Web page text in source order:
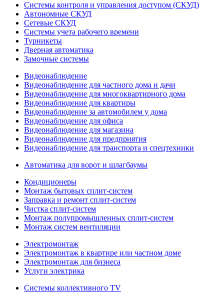
Системы контроля и управления доступом (СКУД)
Автономные СКУД
Сетевые СКУД
Системы учета рабочего времени
Турникеты
Дверная автоматика
Замочные системы
Видеонаблюдение
Видеонаблюдение для частного дома и дачи
Видеонаблюдение для многоквартирного дома
Видеонаблюдение для квартиры
Видеонаблюдение за автомобилем у дома
Видеонаблюдение для офиса
Видеонаблюдение для магазина
Видеонаблюдение для предприятия
Видеонаблюдение для транспорта и спецтехники
Автоматика для ворот и шлагбаумы
Кондиционеры
Монтаж бытовых сплит-систем
Заправка и ремонт сплит-систем
Чистка сплит-систем
Монтаж полупромышленных сплит-систем
Монтаж систем вентиляции
Электромонтаж
Электромонтаж в квартире или частном доме
Электромонтаж для бизнеса
Услуги электрика
Системы коллективного TV